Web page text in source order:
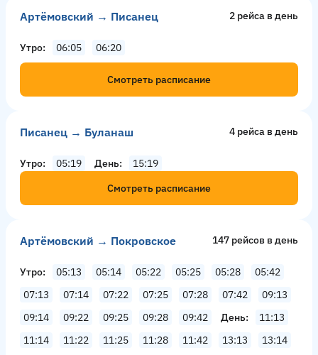
Артёмовский → Писанец 2 рейсa в день
Утро 06:05 06:20
Смотреть расписание
Писанец → Буланаш 4 рейсa в день
Утро 05:19 День
15:19
Смотреть расписание
Артёмовский → Покровское 147 рейсов в день
Утро 05:13 05:14 05:22 05:25 05:28
05:42
07:13
07:14 07:22 07:25 07:28 07:42
09:13
09:14
09:22 09:25 09:28 09:42 День
11:13
11:14
11:22 11:25 11:28 11:42 13:13
13:14